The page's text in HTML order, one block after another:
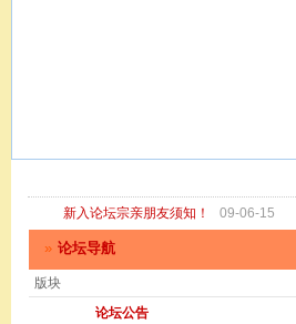
新入论坛宗亲朋友须知！ 09-06-15
» 论坛导航
版块
论坛公告